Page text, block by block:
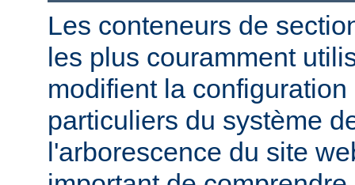
Les conteneurs de
les plus couramment
modifient la
particuliers du système
l'arborescence du site